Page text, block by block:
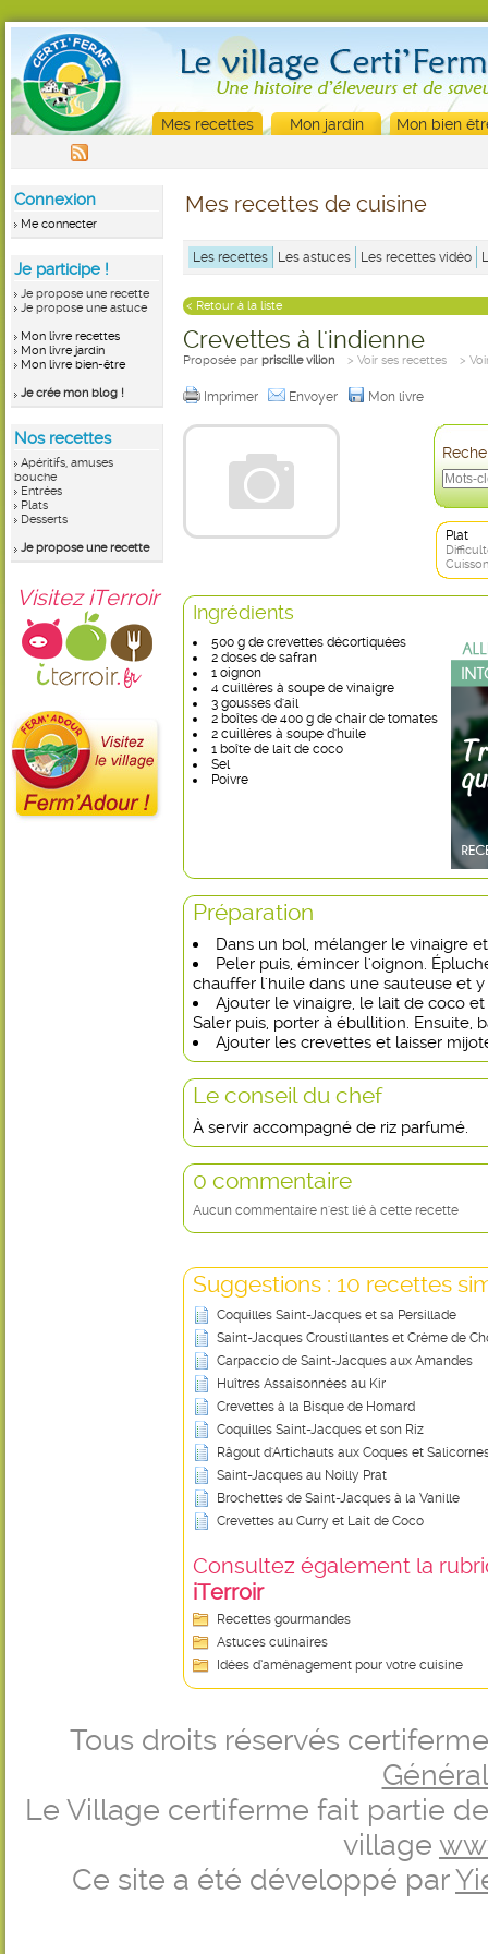
Mes recettes Mon jardin Mon bien
Connexion
Me connecter
Je participe !
Je propose une recette
Je propose une astuce
Mon livre recettes
Mon livre jardin
Mon livre bien-être
Je crée mon blog !
Nos recettes
Apéritifs, amuses
bouche
Entrées
Plats
Desserts
Je propose une recette
Visitez iTerroir
Mes recettes de cuisine
Les recettes Les astuces Les recettes vidéo
< Retour à la liste
Crevettes à l'indienne
Proposée par priscille vilion > Voir ses recettes >
Imprimer Envoyer Mon livre
Plat
Ingrédients
500 g de crevettes décortiquées
2 doses de safran
1 oignon
4 cuillères à soupe de vinaigre
3 gousses d'ail
2 boîtes de 400 g de chair de tomates
2 cuillères à soupe d'huile
1 boîte de lait de coco
Sel
Poivre
Préparation
Dans un bol, mélanger le vinaigre
Peler puis, émincer l'oignon.
chauffer l'huile dans une sauteuse et
Ajouter le vinaigre, le lait de coco
Saler puis, porter à ébullition. Ensuite,
Ajouter les crevettes et laisser
Le conseil du chef
À servir accompagné de riz parfumé.
0 commentaire
Aucun commentaire n'est lié à cette recette
Suggestions : 10 recettes
Coquilles Saint-Jacques et sa Persillade
Saint-Jacques Croustillantes et Crème de
Carpaccio de Saint-Jacques aux Amandes
Huîtres Assaisonnées au Kir
Crevettes à la Bisque de Homard
Coquilles Saint-Jacques et son Riz
Râgout d'Artichauts aux Coques et
Saint-Jacques au Noilly Prat
Brochettes de Saint-Jacques à la Vanille
Crevettes au Curry et Lait de Coco
Consultez également la
iTerroir
Recettes gourmandes
Astuces culinaires
Idées d’aménagement pour votre cuisine
Tous droits réservés
Le Village certiferme fait partie
village
Ce site a été développé par